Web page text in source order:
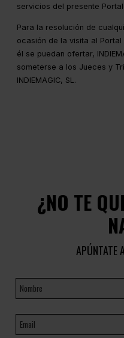
servicios del presente
Para la resolución de
ocasión de la visita al
él se puedan ofertar,
someterse a los Jueces y
INDIEMAGIC, SL.
¿NO TE
APÚNTATE